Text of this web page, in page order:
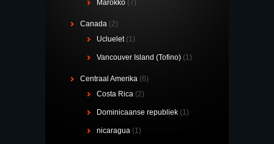
Marokko (7)
Canada (2)
Ucluelet(1)
Vancouver Island (Tofino) (1)
Centraal Amerika (6)
Costa Rica (2)
Dominicaanse republiek (1)
nicaragua (1)